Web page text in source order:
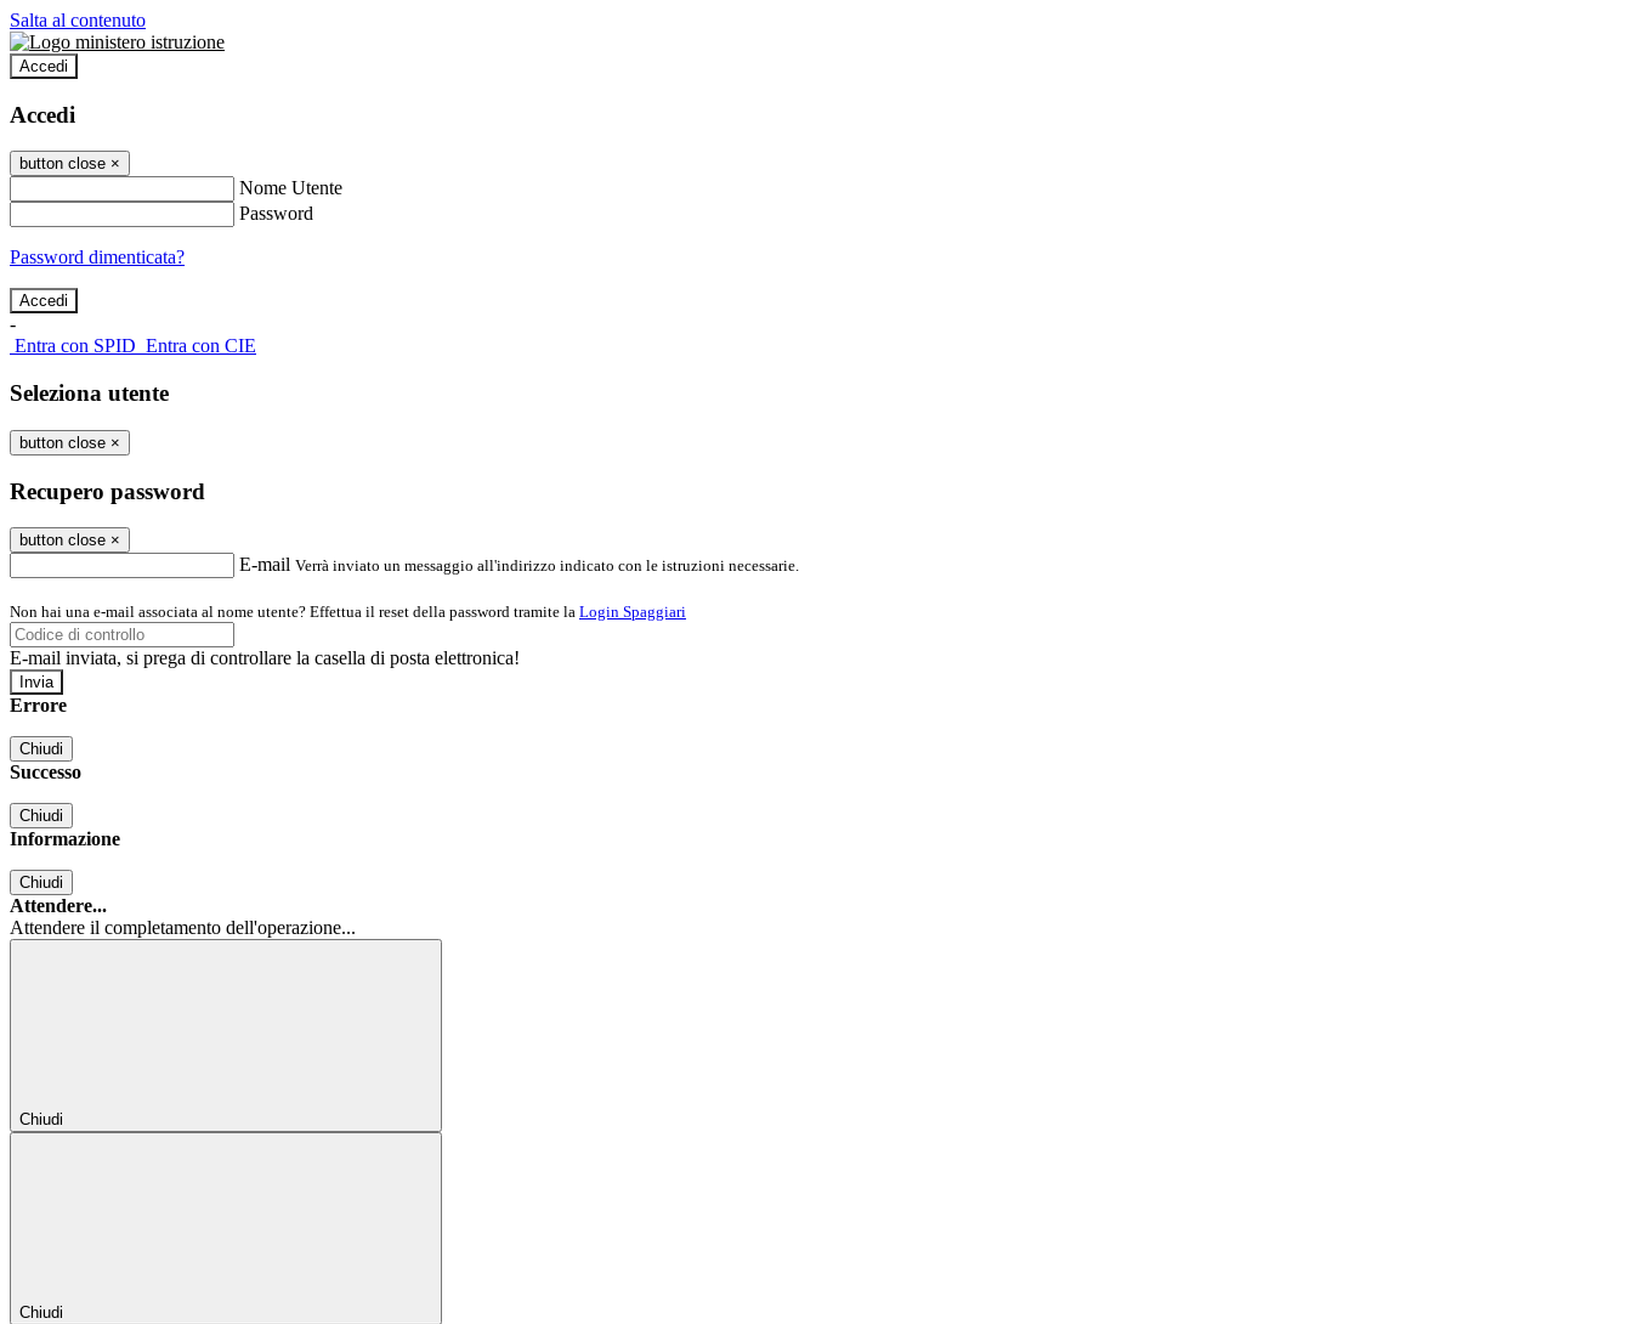
Salta al contenuto
Accedi
Accedi
button close ×
Nome Utente
Password
Password dimenticata?
-
Entra con SPID Entra con CIE
Seleziona utente
button close ×
Recupero password
button close ×
E-mail Verrà inviato un messaggio all'indirizzo indicato con le istruzioni necessarie.
Non hai una e-mail associata al nome utente? Effettua il reset della password tramite la Login Spaggiari
E-mail inviata, si prega di controllare la casella di posta elettronica!
Errore
Chiudi
Successo
Chiudi
Informazione
Chiudi
Attendere...
Attendere il completamento dell'operazione...
Chiudi
Chiudi